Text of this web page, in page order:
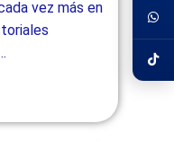
vez más en